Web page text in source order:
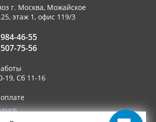
г. Москва, Можайское
этаж 1, офис 119/3
46-55
75-56
19, Сб 11-16